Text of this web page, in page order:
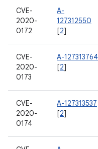
CVE-
2020-
0172
A-
127312550
[2]
CVE-
2020-
0173
A-127313764
[2]
CVE-
2020-
0174
A-127313537
[2]